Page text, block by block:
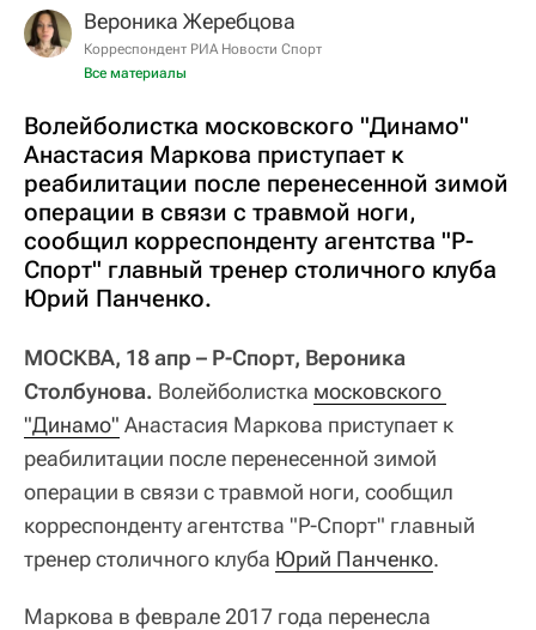
Вероника Жеребцова
Корреспондент РИА Новости Спорт
Все материалы
Волейболистка московского "Динамо"
Анастасия Маркова приступает к
реабилитации после перенесенной зимой
операции в связи с травмой ноги,
сообщил корреспонденту агентства "Р-
Спорт" главный тренер столичного клуба
Юрий Панченко.
МОСКВА, 18 апр – Р-Спорт, Вероника
Столбунова. Волейболистка московского
"Динамо" Анастасия Маркова приступает к
реабилитации после перенесенной зимой
операции в связи с травмой ноги, сообщил
корреспонденту агентства "Р-Спорт" главный
тренер столичного клуба Юрий Панченко.
Маркова в феврале 2017 года перенесла